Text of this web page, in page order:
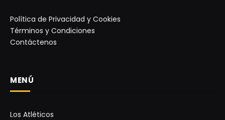
Política de Privacidad y Cookies
Términos y Condiciones
Contáctenos
MENÚ
Los Atléticos